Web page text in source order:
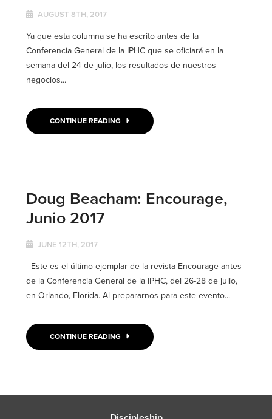
AUGUST 8TH, 2017
Ya que esta columna se ha escrito antes de la
Conferencia General de la IPHC que se oficiará en la
semana del 24 de julio, los resultados de nuestros
negocios...
CONTINUE READING
Doug Beacham: Encourage,
Junio 2017
JUNE 12TH, 2017
Este es el último ejemplar de la revista Encourage antes
de la Conferencia General de la IPHC, del 26-28 de julio,
en Orlando, Florida. Al prepararnos para este evento...
CONTINUE READING